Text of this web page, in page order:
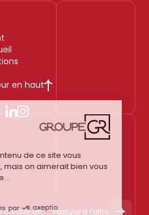
Postuler à l'offre
en haut
Politique de confidentialité